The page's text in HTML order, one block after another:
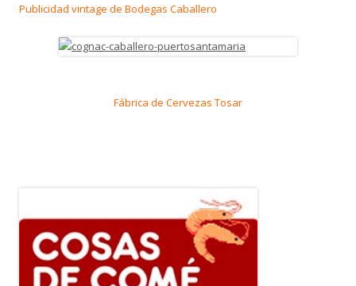
Publicidad vintage de Bodegas Caballero
Fábrica de Cervezas Tosar